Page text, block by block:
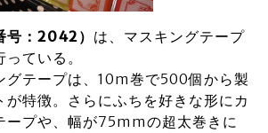
号：2042） は、マスキングテープ
ている。
グテープは、10m巻で500個から製
が特徴。さらにふちを好きな形にカ
ープや、幅が75mmの超太巻きに